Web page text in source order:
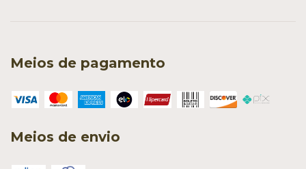
Meios de pagamento
Meios de envio